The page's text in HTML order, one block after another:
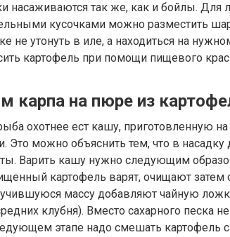
насаживаются так же, как и бойлы. Для
кусочками можно разместить
не утонуть в иле, а находиться на
картофель при помощи пищевого
карпа на пюре из
охотнее ест кашу, приготовленную
Это можно объяснить тем, что в
Варить кашу нужно следующим
картофель варят, очищают затем
массу добавляют чайную
клубня). Вместо сахарного песка
этапе надо смешать картофель